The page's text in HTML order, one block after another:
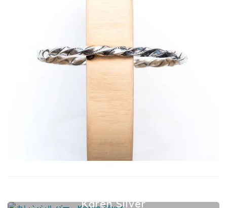
Karen Silver